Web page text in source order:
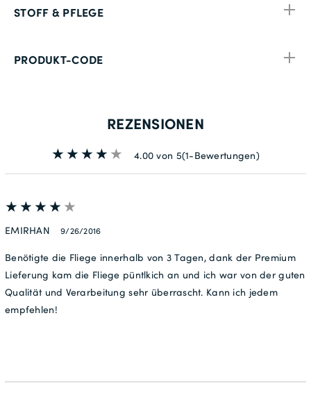
STOFF & PFLEGE
PRODUKT-CODE
REZENSIONEN
4.00 von 5(1-Bewertungen)
EMIRHAN 9/26/2016
Benötigte die Fliege innerhalb von 3 Tagen, dank der Premium
Lieferung kam die Fliege püntlkich an und ich war von der guten
Qualität und Verarbeitung sehr überrascht. Kann ich jedem
empfehlen!